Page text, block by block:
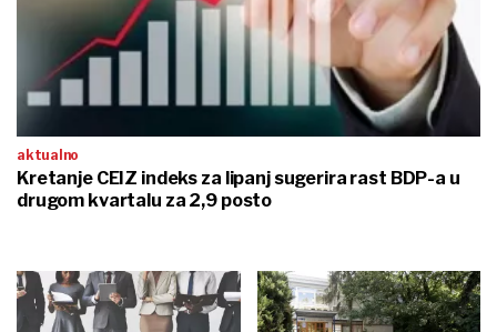
aktualno
Kretanje CEIZ indeks za lipanj sugerira rast BDP-a u
drugom kvartalu za 2,9 posto